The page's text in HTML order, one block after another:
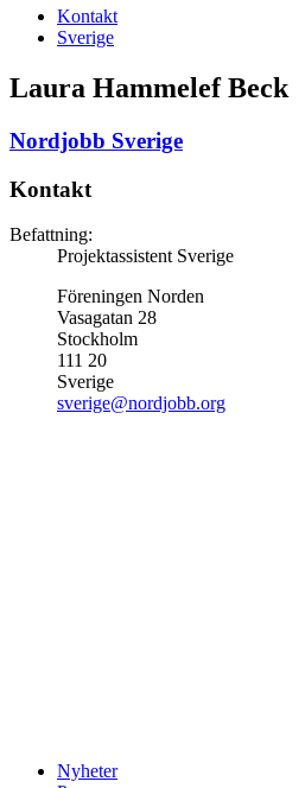
Kontakt
Sverige
Laura Hammelef Beck
Nordjobb Sverige
Kontakt
Befattning:
Projektassistent Sverige
Föreningen Norden
Vasagatan 28
Stockholm
111 20
Sverige
sverige@nordjobb.org
Nyheter